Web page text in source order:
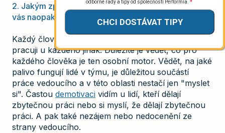
2. Jakým způsobem motivujete své lidi? A co podle
vás naopak lidi nejvíce demotivuje?
Každý člověk má vlastní důvody, a proto s motivací
pracuji u každého jinak. Důležité je vědět, co pro
každého člověka je ten osobní motor. Vědět, na jaké
palivo fungují lidé v týmu, je důležitou součástí
práce vedoucího a v této oblasti nestačí jen "myslet
si". Častou demotivaci vidím u lidí, kteří dělají
zbytečnou práci nebo si myslí, že dělají zbytečnou
práci. A pak také nezájem nebo nedocenění ze
strany vedoucího.